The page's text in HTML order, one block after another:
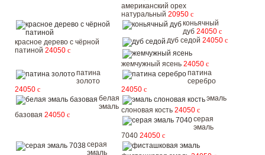
американский орех
натуральный 20950 c
красное дерево с чёрной
патиной 24050 c
коньячный
дуб 24050 c
дуб седой 24050 c
жемчужный ясень 24050 c
патина
золото
24050 c
патина
серебро
24050 c
белая
эмаль
базовая 24050 c
эмаль
слоновая кость 24050 c
серая
эмаль
7040 24050 c
серая
эмаль